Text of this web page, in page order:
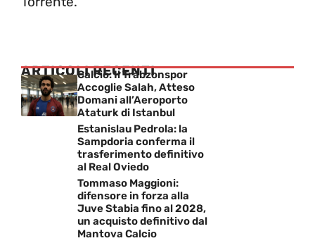
ARTICOLI RECENTI
Calcio: Il Trabzonspor
Accoglie Salah, Atteso
Domani all’Aeroporto
Ataturk di Istanbul
Estanislau Pedrola: la
Sampdoria conferma il
trasferimento definitivo
al Real Oviedo
Tommaso Maggioni:
difensore in forza alla
Juve Stabia fino al 2028,
un acquisto definitivo dal
Mantova Calcio